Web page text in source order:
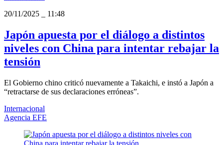
20/11/2025
11:48
Japón apuesta por el diálogo a distintos
niveles con China para intentar rebajar la
tensión
El Gobierno chino criticó nuevamente a Takaichi, e instó a Japón a
“retractarse de sus declaraciones erróneas”.
Internacional
Agencia EFE